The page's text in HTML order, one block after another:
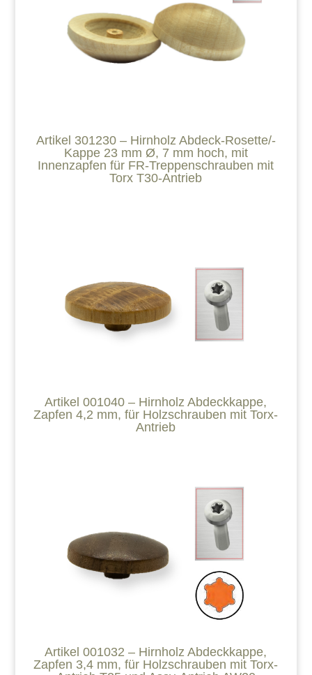
Artikel 301230 – Hirnholz Abdeck-Rosette/-
Kappe 23 mm Ø, 7 mm hoch, mit
Innenzapfen für FR-Treppenschrauben mit
Torx T30-Antrieb
Artikel 001040 – Hirnholz Abdeckkappe,
Zapfen 4,2 mm, für Holzschrauben mit Torx-
Antrieb
Artikel 001032 – Hirnholz Abdeckkappe,
Zapfen 3,4 mm, für Holzschrauben mit Torx-